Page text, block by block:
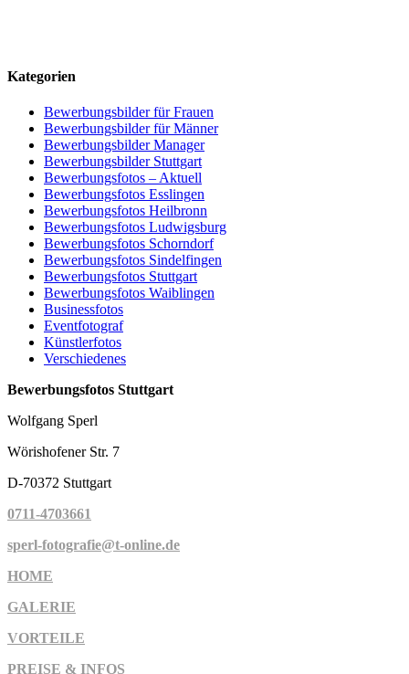
Kategorien
Bewerbungsbilder für Frauen
Bewerbungsbilder für Männer
Bewerbungsbilder Manager
Bewerbungsbilder Stuttgart
Bewerbungsfotos – Aktuell
Bewerbungsfotos Esslingen
Bewerbungsfotos Heilbronn
Bewerbungsfotos Ludwigsburg
Bewerbungsfotos Schorndorf
Bewerbungsfotos Sindelfingen
Bewerbungsfotos Stuttgart
Bewerbungsfotos Waiblingen
Businessfotos
Eventfotograf
Künstlerfotos
Verschiedenes
Bewerbungsfotos Stuttgart
Wolfgang Sperl
Wörishofener Str. 7
D-70372 Stuttgart
0711-4703661
sperl-fotografie@t-online.de
HOME
GALERIE
VORTEILE
PREISE & INFOS